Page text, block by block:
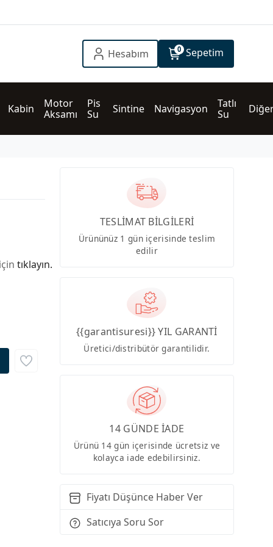
Hesabım 0 Sepetim
Kabin
Motor
Aksamı
Pis
Su
Sintine Navigasyon
Tatlı
Su
tıklayın.
TESLİMAT BİLGİLERİ
Ürününüz 1 gün içerisinde teslim
edilir
{{garantisuresi}} YIL GARANTİ
Üretici/distribütör garantilidir.
14 GÜNDE İADE
Ürünü 14 gün içerisinde ücretsiz ve
kolayca iade edebilirsiniz.
Fiyatı Düşünce Haber Ver
Satıcıya Soru Sor